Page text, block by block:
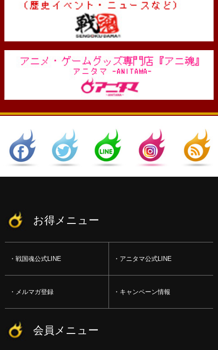
お得メニュー
戦国魂公式LINE アニタマ公式LINE
メルマガ登録 キャンペーン情報
会員メニュー